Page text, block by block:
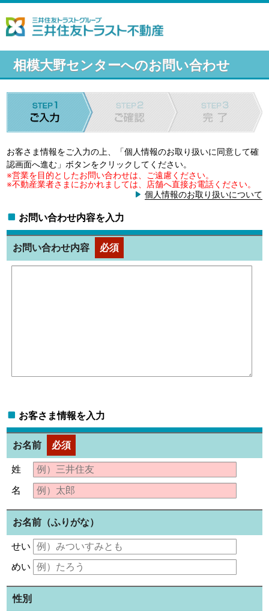
相模大野センターへのお問い合わせ
お客さま情報をご入力の上、「個人情報のお取り扱いに同意して確
認画面へ進む」ボタンをクリックしてください。
※営業を目的としたお問い合わせは、ご遠慮ください。
※不動産業者さまにおかれましては、店舗へ直接お電話ください。
個人情報のお取り扱いについて
お問い合わせ内容を入力
お問い合わせ内容 必須
お客さま情報を入力
お名前 必須
姓
名
お名前（ふりがな）
せい
めい
性別